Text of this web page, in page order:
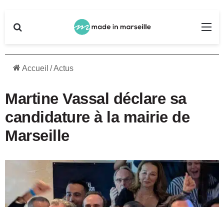
Accueil /Actus
Martine Vassal déclare sa
candidature à la mairie de
Marseille